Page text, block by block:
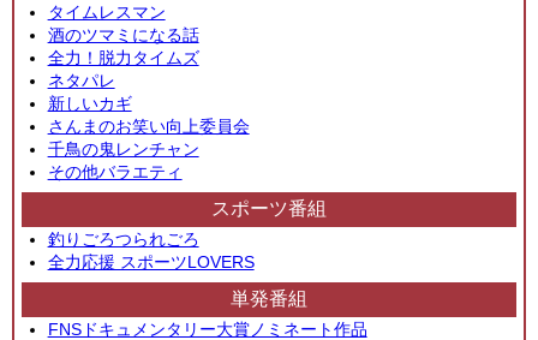
タイムレスマン
酒のツマミになる話
全力！脱力タイムズ
ネタパレ
新しいカギ
さんまのお笑い向上委員会
千鳥の鬼レンチャン
その他バラエティ
スポーツ番組
釣りごろつられごろ
全力応援 スポーツLOVERS
単発番組
FNSドキュメンタリー大賞ノミネート作品